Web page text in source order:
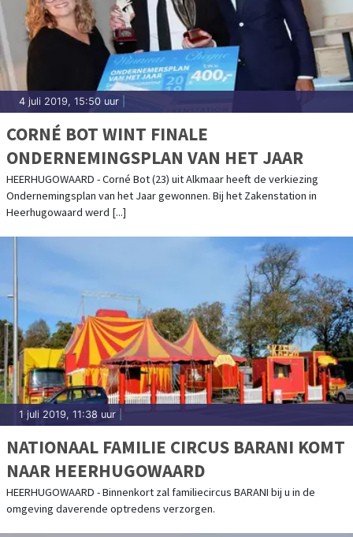
4 juli 2019, 15:50 uur
CORNÉ BOT WINT FINALE
ONDERNEMINGSPLAN VAN HET JAAR
HEERHUGOWAARD - Corné Bot (23) uit Alkmaar heeft de verkiezing
Ondernemingsplan van het Jaar gewonnen. Bij het Zakenstation in
Heerhugowaard werd [...]
1 juli 2019, 11:38 uur
NATIONAAL FAMILIE CIRCUS BARANI KOMT
NAAR HEERHUGOWAARD
HEERHUGOWAARD - Binnenkort zal familiecircus BARANI bij u in de
omgeving daverende optredens verzorgen.